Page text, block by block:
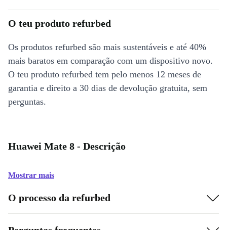
O teu produto refurbed
Os produtos refurbed são mais sustentáveis e até 40%
mais baratos em comparação com um dispositivo novo.
O teu produto refurbed tem pelo menos 12 meses de
garantia e direito a 30 dias de devolução gratuita, sem
perguntas.
Huawei Mate 8 - Descrição
Mostrar mais
O processo da refurbed